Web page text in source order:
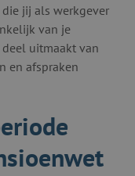
jij als werkgever
van je
uitmaakt van
en afspraken